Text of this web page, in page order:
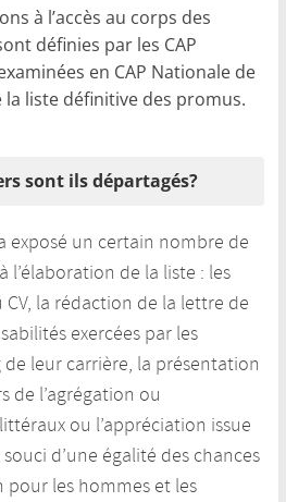
à l’accès au corps des
définies par les CAP
en CAP Nationale de
liste définitive des promus.
sont ils départagés?
exposé un certain nombre de
l’élaboration de la liste : les
la rédaction de la lettre de
exercées par les
leur carrière, la présentation
de l’agrégation ou
ou l’appréciation issue
d’une égalité des chances
pour les hommes et les